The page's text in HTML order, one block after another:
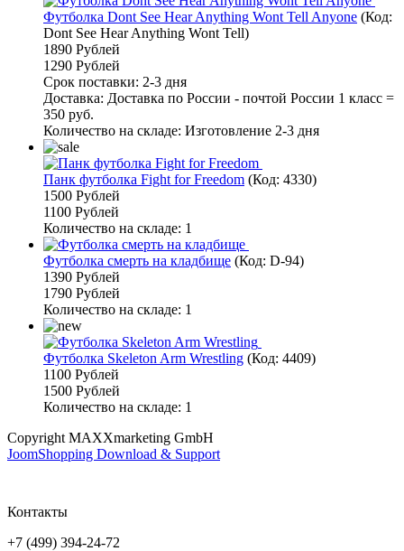
Футболка Dont See Hear Anything Wont Tell Anyone (Код:
Dont See Hear Anything Wont Tell)
1890 Рублей
1290 Рублей
Срок поставки: 2-3 дня
Доставка: Доставка по России - почтой России 1 класс =
350 руб.
Количество на складе: Изготовление 2-3 дня
Панк футболка Fight for Freedom (Код: 4330)
1500 Рублей
1100 Рублей
Количество на складе: 1
Футболка смерть на кладбище (Код: D-94)
1390 Рублей
1790 Рублей
Количество на складе: 1
Футболка Skeleton Arm Wrestling (Код: 4409)
1100 Рублей
1500 Рублей
Количество на складе: 1
Copyright MAXXmarketing GmbH
JoomShopping Download & Support
Контакты
+7 (499) 394-24-72